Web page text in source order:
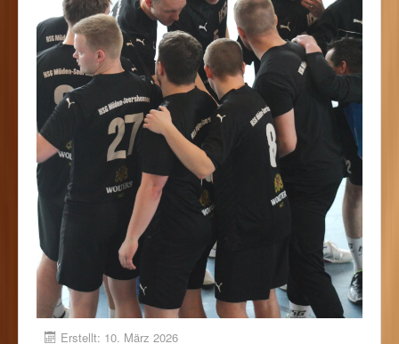
Erstellt: 10. März 2026